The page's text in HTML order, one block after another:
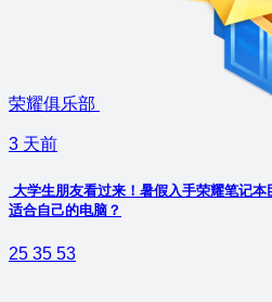
荣耀俱乐部
3 天前
大学生朋友看过来！暑假入手荣耀笔记
适合自己的电脑？
25 35 53